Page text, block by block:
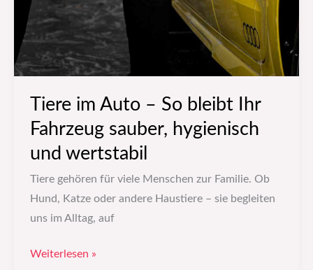
Tiere im Auto – So bleibt Ihr
Fahrzeug sauber, hygienisch
und wertstabil
Tiere gehören für viele Menschen zur Familie. Ob
Hund, Katze oder andere Haustiere – sie begleiten
uns im Alltag, auf
Weiterlesen »